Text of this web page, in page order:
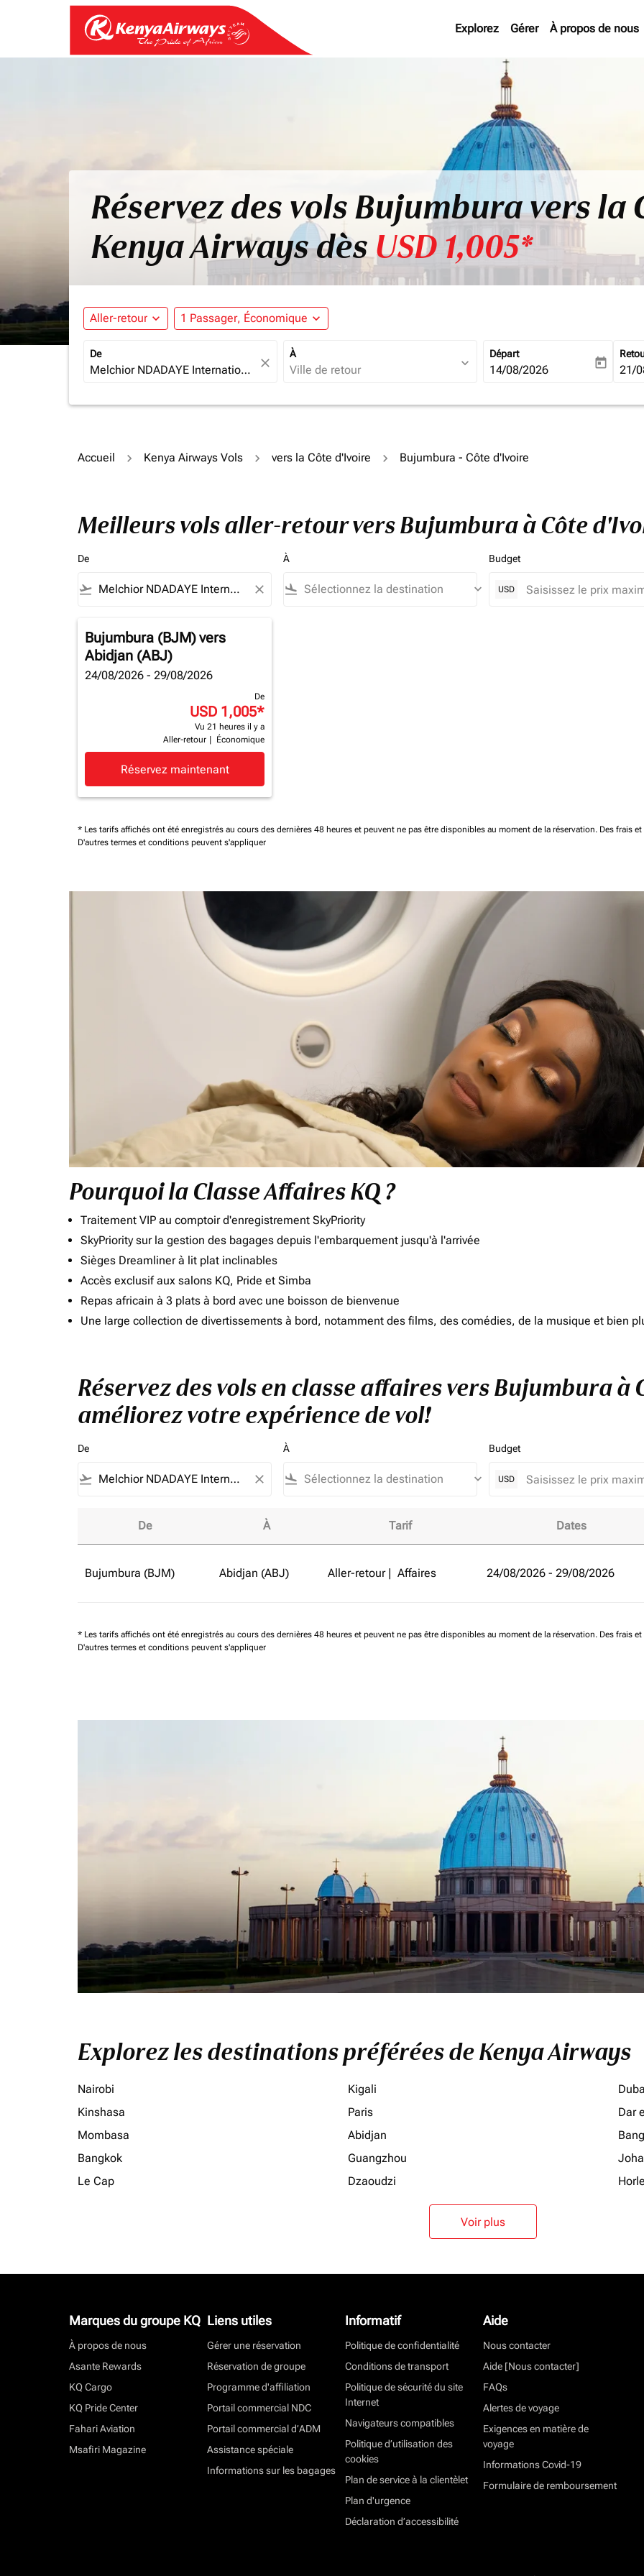
Explorez Gérer À propos de nous
Réservez des vols Bujumbura vers la
Kenya Airways dèsUSD 1,005*
Aller-retour expand_more 1 Passager, Économique expand_more
De
close
À
expand_more
Départ
fc-booking-departure-date-
14/08/2026 today fc-
21/
Accueil Kenya Airways Vols vers la Côte d'Ivoire Bujumbura - Côte d'Ivoire
Meilleurs vols aller-retour vers Bujumbura à Côte
De
flight_takeoff close
À
flight_land keyboard_arrow_down
Budget
USD
Bujumbura (BJM)vers
Abidjan (ABJ)
24/08/2026 - 29/08/2026
De
USD 1,005*
Vu 21 heures il y a
Aller-retour
Économique
Réservez maintenant
* Les tarifs affichés ont été enregistrés au cours des dernières 48 heures et peuvent ne pas être disponibles au moment de la réservation. Des frais
D'autres termes et conditions peuvent s'appliquer
Pourquoi la Classe Affaires KQ ?
Traitement VIP au comptoir d'enregistrement SkyPriority
SkyPriority sur la gestion des bagages depuis l'embarquement jusqu'à l'arrivée
Sièges Dreamliner à lit plat inclinables
Accès exclusif aux salons KQ, Pride et Simba
Repas africain à 3 plats à bord avec une boisson de bienvenue
Une large collection de divertissements à bord, notamment des films, des comédies, de la musique et bien
Réservez des vols en classe affaires vers Bujumbura à
améliorez votre expérience de vol!
De
flight_takeoff close
À
flight_land keyboard_arrow_down
Budget
USD
De À Tarif Dates
Bujumbura (BJM) Abidjan (ABJ) Aller-retour | Affaires 24/08/2026 - 29/08/2026
* Les tarifs affichés ont été enregistrés au cours des dernières 48 heures et peuvent ne pas être disponibles au moment de la réservation. Des frais
D'autres termes et conditions peuvent s'appliquer
Explorez les destinations préférées de Kenya Airways
Nairobi Kigali
Kinshasa
Paris
Dar
Mombasa
Abidjan
Bangkok
Guangzhou
Le Cap
Dzaoudzi
Voir plus
Marques du groupe KQ
À propos de nous
Asante Rewards
KQ Cargo
KQ Pride Center
Fahari Aviation
Msafiri Magazine
Liens utiles
Gérer une réservation
Réservation de groupe
Programme d'affiliation
Portail commercial NDC
Portail commercial d’ADM
Assistance spéciale
Informations sur les bagages
Informatif
Politique de confidentialité
Conditions de transport
Politique de sécurité du site
Internet
Navigateurs compatibles
Politique d’utilisation des
cookies
Plan de service à la clientèlet
Plan d'urgence
Déclaration d’accessibilité
Aide
Nous contacter
Aide [Nous contacter]
FAQs
Alertes de voyage
Exigences en matière de
voyage
Informations Covid-19
Formulaire de remboursement